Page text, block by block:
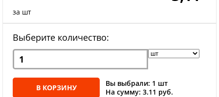
за шт
Выберите количество:
В КОРЗИНУ
Вы выбрали: 1 шт
На сумму: 3.11 руб.